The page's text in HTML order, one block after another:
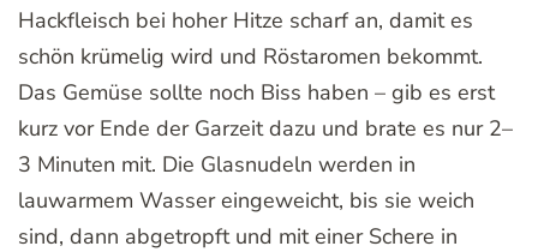
Hackfleisch bei hoher Hitze scharf an, damit es
schön krümelig wird und Röstaromen bekommt.
Das Gemüse sollte noch Biss haben – gib es erst
kurz vor Ende der Garzeit dazu und brate es nur 2–
3 Minuten mit. Die Glasnudeln werden in
lauwarmem Wasser eingeweicht, bis sie weich
sind, dann abgetropft und mit einer Schere in